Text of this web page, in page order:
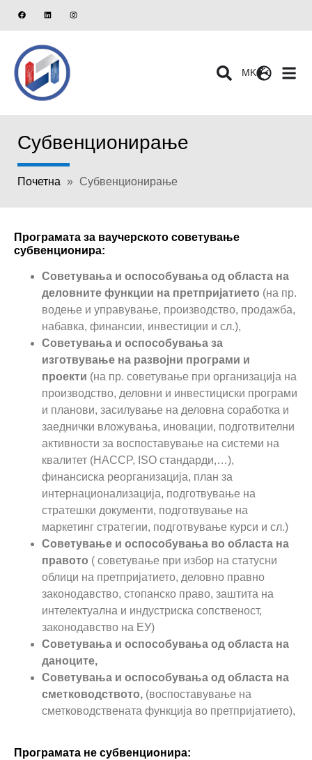
MK
Субвенционирање
Почетна » Субвенционирање
Програмата за ваучерското советување
субвенционира:
Советувања и оспособувања од областа на
деловните функции на претпријатието (на пр.
водење и управување, производство, продажба,
набавка, финансии, инвестиции и сл.),
Советувања и оспособувања за
изготвување на развојни програми и
проекти (на пр. советување при организација на
производство, деловни и инвестициски програми
и планови, засилување на деловна соработка и
заеднички вложувања, иновации, подготвителни
активности за воспоставување на системи на
квалитет (HACCP, ISO стандарди,…),
финансиска реорганизација, план за
интернационализација, подготвување на
стратешки документи, подготвување на
маркетинг стратегии, подготвување курси и сл.)
Советување и оспособувања во областа на
правото ( советување при избор на статусни
облици на претпријатието, деловно правно
законодавство, стопанско право, заштита на
интелектуална и индустриска сопственост,
законодавство на ЕУ)
Советувања и оспособувања од областа на
даноците,
Советувања и оспособувања од областа на
сметководството, (воспоставување на
сметководствената функција во претпријатието),
Програмата не субвенционира: